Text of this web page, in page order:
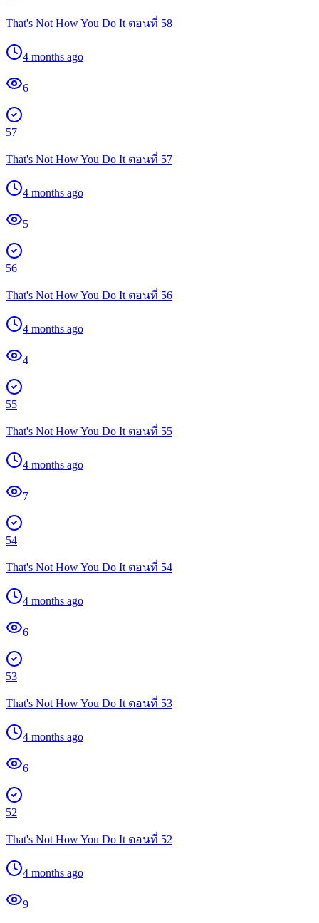
That's Not How You Do It ตอนที่ 58
4 months ago
6
57
That's Not How You Do It ตอนที่ 57
4 months ago
5
56
That's Not How You Do It ตอนที่ 56
4 months ago
4
55
That's Not How You Do It ตอนที่ 55
4 months ago
7
54
That's Not How You Do It ตอนที่ 54
4 months ago
6
53
That's Not How You Do It ตอนที่ 53
4 months ago
6
52
That's Not How You Do It ตอนที่ 52
4 months ago
9